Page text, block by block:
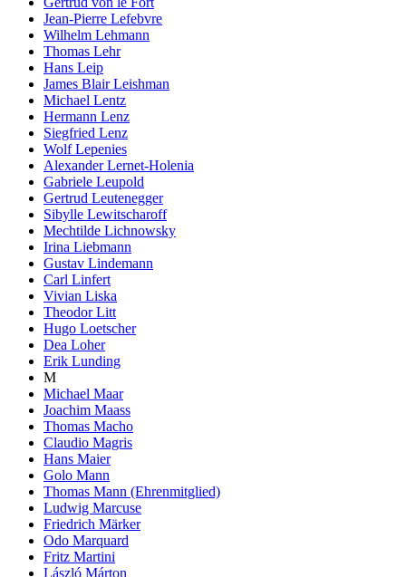
Jean-Pierre Lefebvre
Wilhelm Lehmann
Thomas Lehr
Hans Leip
James Blair Leishman
Michael Lentz
Hermann Lenz
Siegfried Lenz
Wolf Lepenies
Alexander Lernet-Holenia
Gabriele Leupold
Gertrud Leutenegger
Sibylle Lewitscharoff
Mechtilde Lichnowsky
Irina Liebmann
Gustav Lindemann
Carl Linfert
Vivian Liska
Theodor Litt
Hugo Loetscher
Dea Loher
Erik Lunding
M
Michael Maar
Joachim Maass
Thomas Macho
Claudio Magris
Hans Maier
Golo Mann
Thomas Mann (Ehrenmitglied)
Ludwig Marcuse
Friedrich Märker
Odo Marquard
Fritz Martini
László Márton